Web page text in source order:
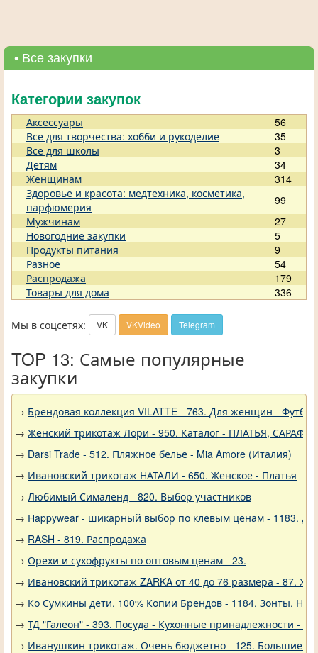
• Все закупки
Категории закупок
Аксессуары
56
Все для творчества: хобби и рукоделие
35
Все для школы
3
Детям
34
Женщинам
314
Здоровье и красота: медтехника, косметика,
парфюмерия
99
Мужчинам
27
Новогодние закупки
5
Продукты питания
9
Разное
54
Распродажа
179
Товары для дома
336
Мы в соцсетях: VK VKVideo Telegram
TOP 13: Самые популярные
закупки
→ Брендовая коллекция VILATTE - 763. Для женщин -
→ Женский трикотаж Лори - 950. Каталог - ПЛАТЬЯ,
→ Darsi Trade - 512. Пляжное белье - Mia Amore (Италия)
→ Ивановский трикотаж НАТАЛИ - 650. Женское - Платья
→ Любимый Сималенд - 820. Выбор участников
→ Нappywear - шикарный выбор по клевым ценам - 1183.
→ RASH - 819. Распродажа
→ Орехи и сухофрукты по оптовым ценам - 23.
→ Ивановский трикотаж ZARKA от 40 до 76 размера - 87.
→ Ко Сумкины дети. 100% Копии Брендов - 1184. Зонты.
→ ТД "Галеон" - 393. Посуда - Кухонные принадлежности -
→ Иванушкин трикотаж. Очень бюджетно - 125. Большие